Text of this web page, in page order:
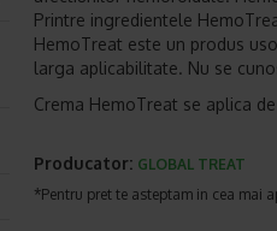
Printre ingredientele
HemoTreat este un produs
larga aplicabilitate. Nu se
Crema HemoTreat se aplica
Producator: GLOBAL TREAT
*Pentru pret te asteptam in cea mai